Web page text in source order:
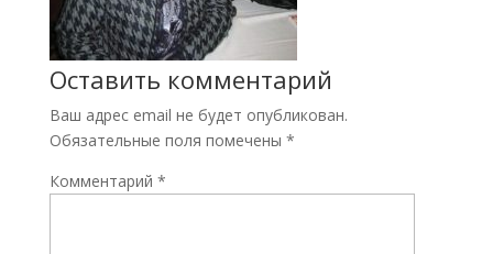
Оставить комментарий
Ваш адрес email не будет опубликован.
Обязательные поля помечены *
Комментарий *